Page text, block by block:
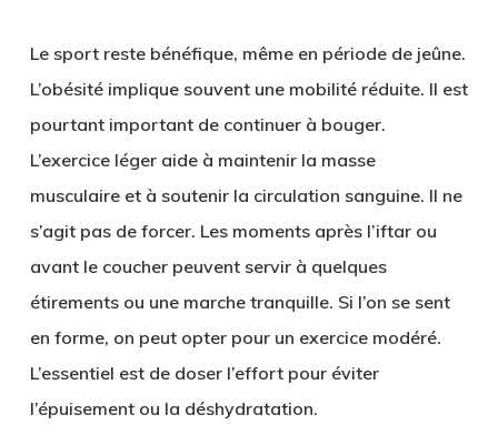
Le sport reste bénéfique, même en période de jeûne.
L’obésité implique souvent une mobilité réduite. Il est
pourtant important de continuer à bouger.
L’exercice léger aide à maintenir la masse
musculaire et à soutenir la circulation sanguine. Il ne
s’agit pas de forcer. Les moments après l’iftar ou
avant le coucher peuvent servir à quelques
étirements ou une marche tranquille. Si l’on se sent
en forme, on peut opter pour un exercice modéré.
L’essentiel est de doser l’effort pour éviter
l’épuisement ou la déshydratation.